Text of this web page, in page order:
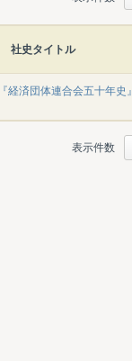
社史タイトル
経済団体連合会五十年史』
表示件数